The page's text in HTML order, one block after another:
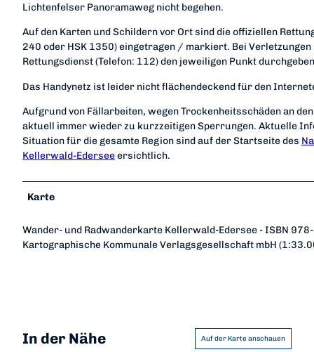
Lichtenfelser Panoramaweg nicht begehen.
Auf den Karten und Schildern vor Ort sind die offiziellen
240 oder HSK 1350) eingetragen / markiert. Bei Verletzungen
Rettungsdienst (Telefon: 112) den jeweiligen Punkt
Das Handynetz ist leider nicht flächendeckend für den
Aufgrund von Fällarbeiten, wegen Trockenheitsschäden an
aktuell immer wieder zu kurzzeitigen Sperrungen. Aktuelle
Situation für die gesamte Region sind auf der Startseite des
Kellerwald-Ederseeersichtlich.
Karte
Wander- und Radwanderkarte Kellerwald-Edersee - ISBN
Kartographische Kommunale Verlagsgesellschaft mbH
In der Nähe Auf der Karte anschauen